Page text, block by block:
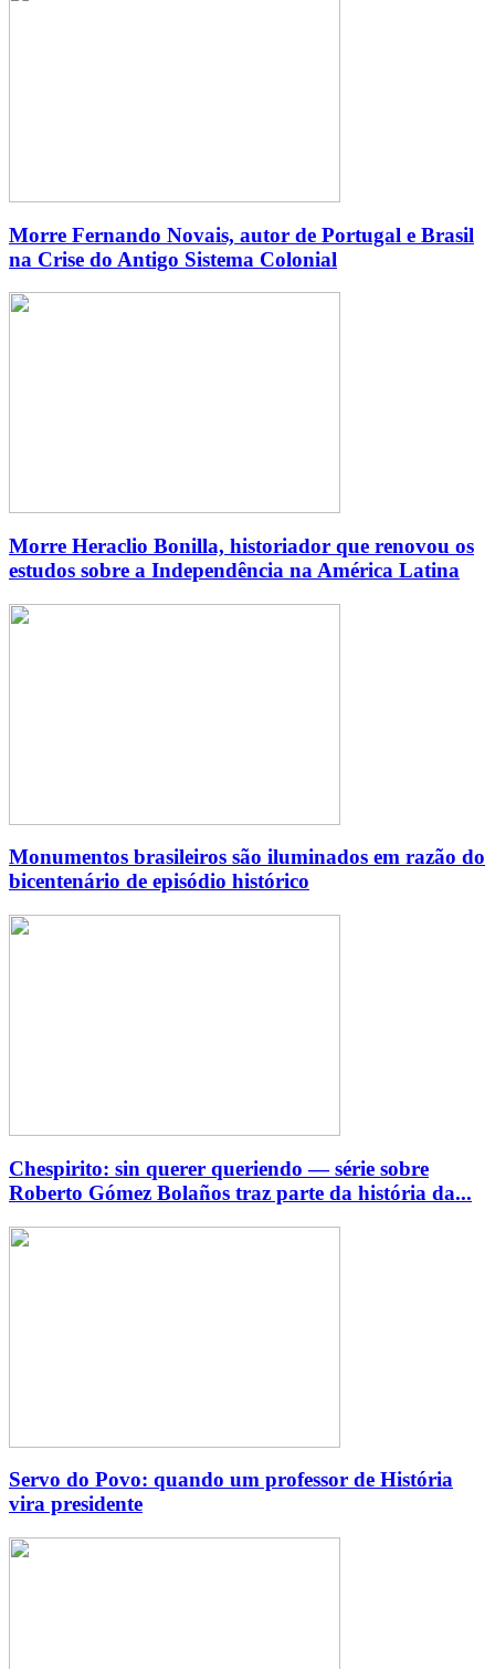
Morre Fernando Novais, autor de Portugal e Brasil
na Crise do Antigo Sistema Colonial
Morre Heraclio Bonilla, historiador que renovou os
estudos sobre a Independência na América Latina
Monumentos brasileiros são iluminados em razão do
bicentenário de episódio histórico
Chespirito: sin querer queriendo — série sobre
Roberto Gómez Bolaños traz parte da história da...
Servo do Povo: quando um professor de História
vira presidente